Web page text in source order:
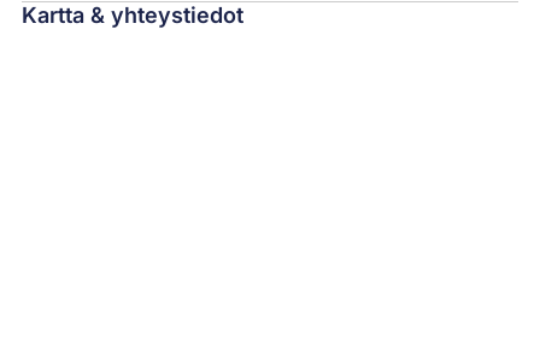
Kartta & yhteystiedot